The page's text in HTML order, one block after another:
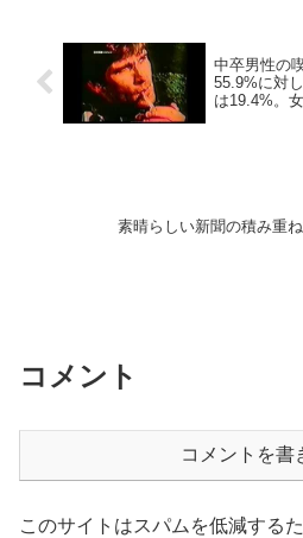
中卒男性の
55.9%に対
は19.4%。
素晴らしい新聞の積み重
コメント
コメントを書
このサイトはスパムを低減する